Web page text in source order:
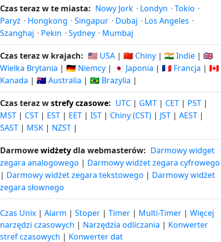
Czas teraz w te miasta: Nowy Jork · Londyn · Tokio ·
Paryż · Hongkong · Singapur · Dubaj · Los Angeles ·
Szanghaj · Pekin · Sydney · Mumbaj
Czas teraz w krajach: 🇺🇸 USA | 🇨🇳 Chiny | 🇮🇳 Indie | 🇬🇧
Wielka Brytania | 🇩🇪 Niemcy | 🇯🇵 Japonia | 🇫🇷 Francja | 🇨🇦
Kanada | 🇦🇺 Australia | 🇧🇷 Brazylia |
Czas teraz wstrefy czasowe: UTC | GMT | CET | PST |
MST | CST | EST | EET | IST | Chiny (CST) | JST | AEST |
SAST | MSK | NZST |
Darmowewidżetydla webmasterów: Darmowy widget
zegara analogowego | Darmowy widżet zegara cyfrowego
| Darmowy widżet zegara tekstowego | Darmowy widżet
zegara słownego
Czas Unix | Alarm | Stoper | Timer | Multi-Timer | Więcej
narzędzi czasowych | Narzędzia odliczania | Konwerter
stref czasowych | Konwerter dat